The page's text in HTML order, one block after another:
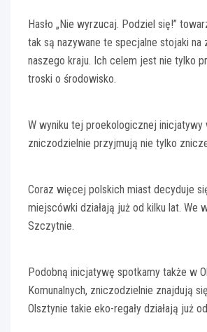
Hasło „Nie wyrzucaj. Podziel się!”
tak są nazywane te specjalne stojaki
naszego kraju. Ich celem jest nie tylko
troski o środowisko.
W wyniku tej proekologicznej
zniczodzielnie przyjmują nie tylko
Coraz więcej polskich miast decyduje
miejscówki działają już od kilku lat. We
Szczytnie.
Podobną inicjatywę spotkamy także w
Komunalnych, zniczodzielnie znajdują
Olsztynie takie eko-regały działają już